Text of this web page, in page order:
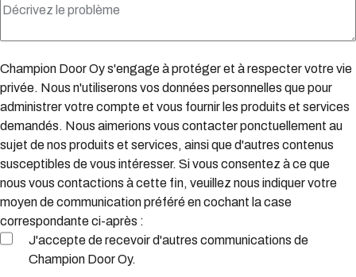
Champion Door Oy s'engage à protéger et à respecter votre vie
privée. Nous n'utiliserons vos données personnelles que pour
administrer votre compte et vous fournir les produits et services
demandés. Nous aimerions vous contacter ponctuellement au
sujet de nos produits et services, ainsi que d'autres contenus
susceptibles de vous intéresser. Si vous consentez à ce que
nous vous contactions à cette fin, veuillez nous indiquer votre
moyen de communication préféré en cochant la case
correspondante ci-après :
J'accepte de recevoir d'autres communications de
Champion Door Oy.